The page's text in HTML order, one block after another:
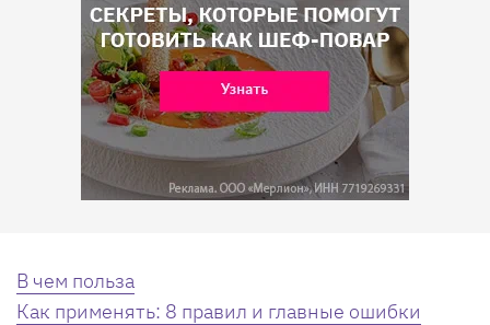
В чем польза
Как применять: 8 правил и главные ошибки